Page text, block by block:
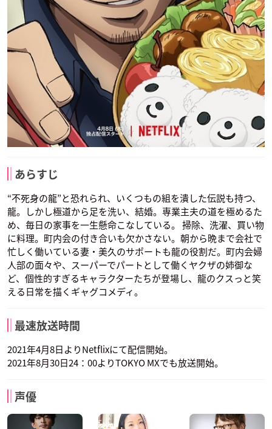
あらすじ
“不死身の龍”と恐れられ、いくつもの組を潰した伝説も持つ、
龍。しかし極道から足を洗い、結婚。専業主夫の道を極めるた
め、毎日の家事を一生懸命こなしている。 掃除、洗濯、買い物
に料理。町内会の付き合いも欠かさない。朝から晩まで会社で
忙しく働いている妻・美久のサポートも龍の役割だ。町内会婦
人部の面々や、スーパーでパートとして働くヤクザの姉御な
ど、個性的すぎるキャラクターたちが登場し、龍のクスっと笑
える日常を描くギャグコメディ。
最速放送時間
2021年4月8日よりNetflixにて配信開始。
2021年8月30日24：00よりTOKYO MXでも放送開始。
声優